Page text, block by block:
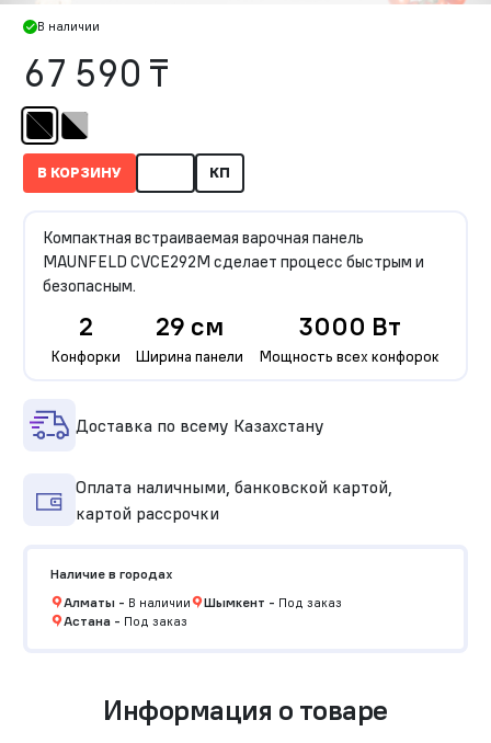
В наличии
67 590 ₸
В КОРЗИНУ КП
Компактная встраиваемая варочная панель
MAUNFELD CVCE292M сделает процесс быстрым и
безопасным.
2
Конфорки
29 см
Ширина панели
3000 Вт
Мощность всех конфорок
Доставка по всему Казахстану
Оплата наличными, банковской картой,
картой рассрочки
Наличие в городах
Алматы- В наличии Шымкент - Под заказ
Астана- Под заказ
Информация о товаре